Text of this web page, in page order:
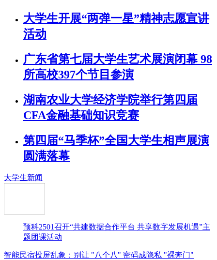
大学生开展“两弹一星”精神志愿宣讲
活动
广东省第七届大学生艺术展演闭幕 98
所高校397个节目参演
湖南农业大学经济学院举行第四届
CFA金融基础知识竞赛
第四届“马季杯”全国大学生相声展演
圆满落幕
大学生新闻
预科2501召开“共建数据合作平台 共享数字发展机遇”主
题团课活动
智能民宿投屏乱象：别让 "八个八" 密码成隐私 "裸奔门"